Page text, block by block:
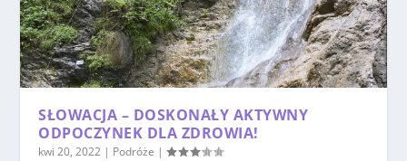
SŁOWACJA – DOSKONAŁY AKTYWNY
ODPOCZYNEK DLA ZDROWIA!
kwi 20, 2022 | Podróże |